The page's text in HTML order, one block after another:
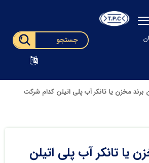
برند مخزن یا تانکر آب پلی اتیلن کدام شرکت
یا تانکر آب پلی اتیلن